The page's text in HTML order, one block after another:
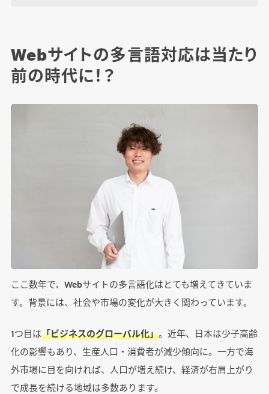
Webサイトの多言語対応は当たり
前の時代に！？
ここ数年で、Webサイトの多言語化はとても増えてきていま
す。背景には、社会や市場の変化が大きく関わっています。
1つ目は「ビジネスのグローバル化」。近年、日本は少子高齢
化の影響もあり、生産人口・消費者が減少傾向に。一方で海
外市場に目を向ければ、人口が増え続け、経済が右肩上がり
で成長を続ける地域は多数あります。